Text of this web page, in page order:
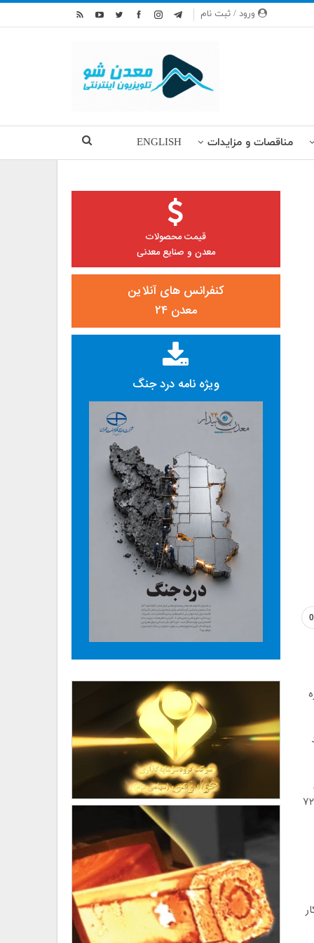
ورود / ثبت نام
مناقصات و مزایدات ENGLISH
0
متوسط روزانه ذوب که ۱۸ ذوب و ظرفیت اسمی سالانه این کارخانه که ۷۲۰
قیمت محصولات
معدن و صنایع معدنی
کنفرانس های آنلاین
معدن ۲۴
ویژه نامه درد جنگ